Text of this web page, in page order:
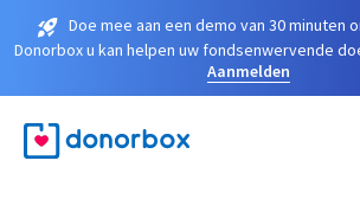
Doe mee aan een demo van 30 minuten
Donorbox u kan helpen uw fondsenwervende
Aanmelden